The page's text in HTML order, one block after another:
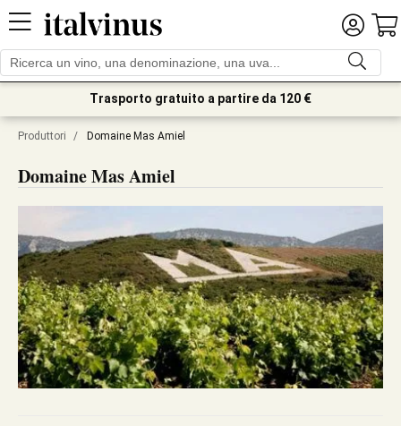
Trasporto gratuito a partire da 120 €
Produttori / Domaine Mas Amiel
Domaine Mas Amiel